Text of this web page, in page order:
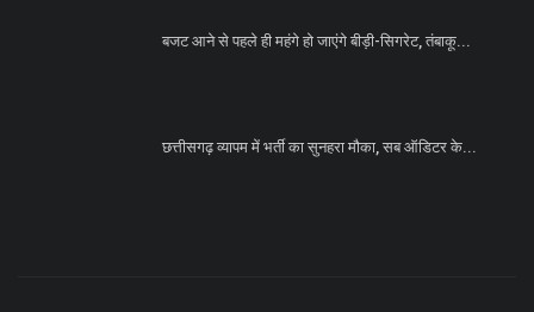
बजट आने से पहले ही महंगे हो जाएंगे बीड़ी-सिगरेट, तंबाकू...
छत्तीसगढ़ व्यापम में भर्ती का सुनहरा मौका, सब ऑडिटर के...